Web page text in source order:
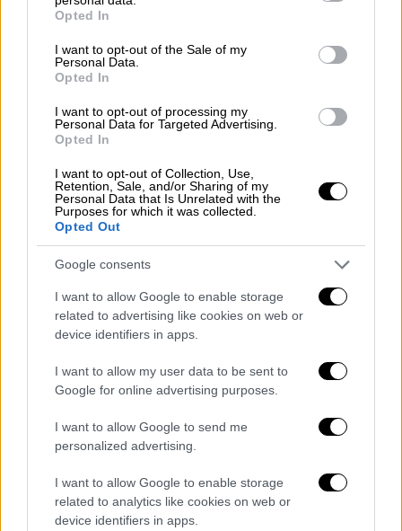
grant or deny consent to Google and its third-party tags to
use your data for below specified purposes in below Google
consent section.
Opted In
I want to opt-out of the Sale of my
Personal Data.
Opted In
I want to opt-out of processing my
Personal Data for Targeted Advertising.
Opted In
I want to opt-out of Collection, Use,
Retention, Sale, and/or Sharing of my
Personal Data that Is Unrelated with the
Purposes for which it was collected.
Opted Out
Google consents
I want to allow Google to enable storage
related to advertising like cookies on web or
device identifiers in apps.
I want to allow my user data to be sent to
Google for online advertising purposes.
I want to allow Google to send me
personalized advertising.
I want to allow Google to enable storage
related to analytics like cookies on web or
device identifiers in apps.
δευτερολέπτων (ο χρόνος που επιτρέπεται
εντός ζώνης ελεύθερης κυκλοφορίας). Ο
υπουργός των κλειστών θυρών δείχνει
ασέβεια όχι μόνο στους επαγγελματίες
αυτοκινητιστές αλλά κυρίως στους
επιβάτες που χρησιμοποιούν ταξί.
ΣΑΤΑδεν παρατάει καμία μάχη. Απέναντι
σε ένα στημένο παιχνίδι, απέναντι στην
αλλαζονία του κ. Κυρανάκη και τον
αντιπερισπασμό (διάλογος χωρίς όρια και
δίκιο και την αξιοπρέπεια. Την δική μας και
των ανθρώπων που μεταφέρουμε.
Αγωνιζόμαστε και γι' αυτούς.
Η αυριανή διαμαρτυρία έχει στόχο αφενός
μεν να αφυπνίσει το επιβατικό κοινό,
αφετέρου να καταδείξει στην κυβέρνηση και
στον πρωθυπουργό την αδικαιολόγητη
εχθρική στάση του υπουργού Μεταφορών
για τον κλάδο μας.